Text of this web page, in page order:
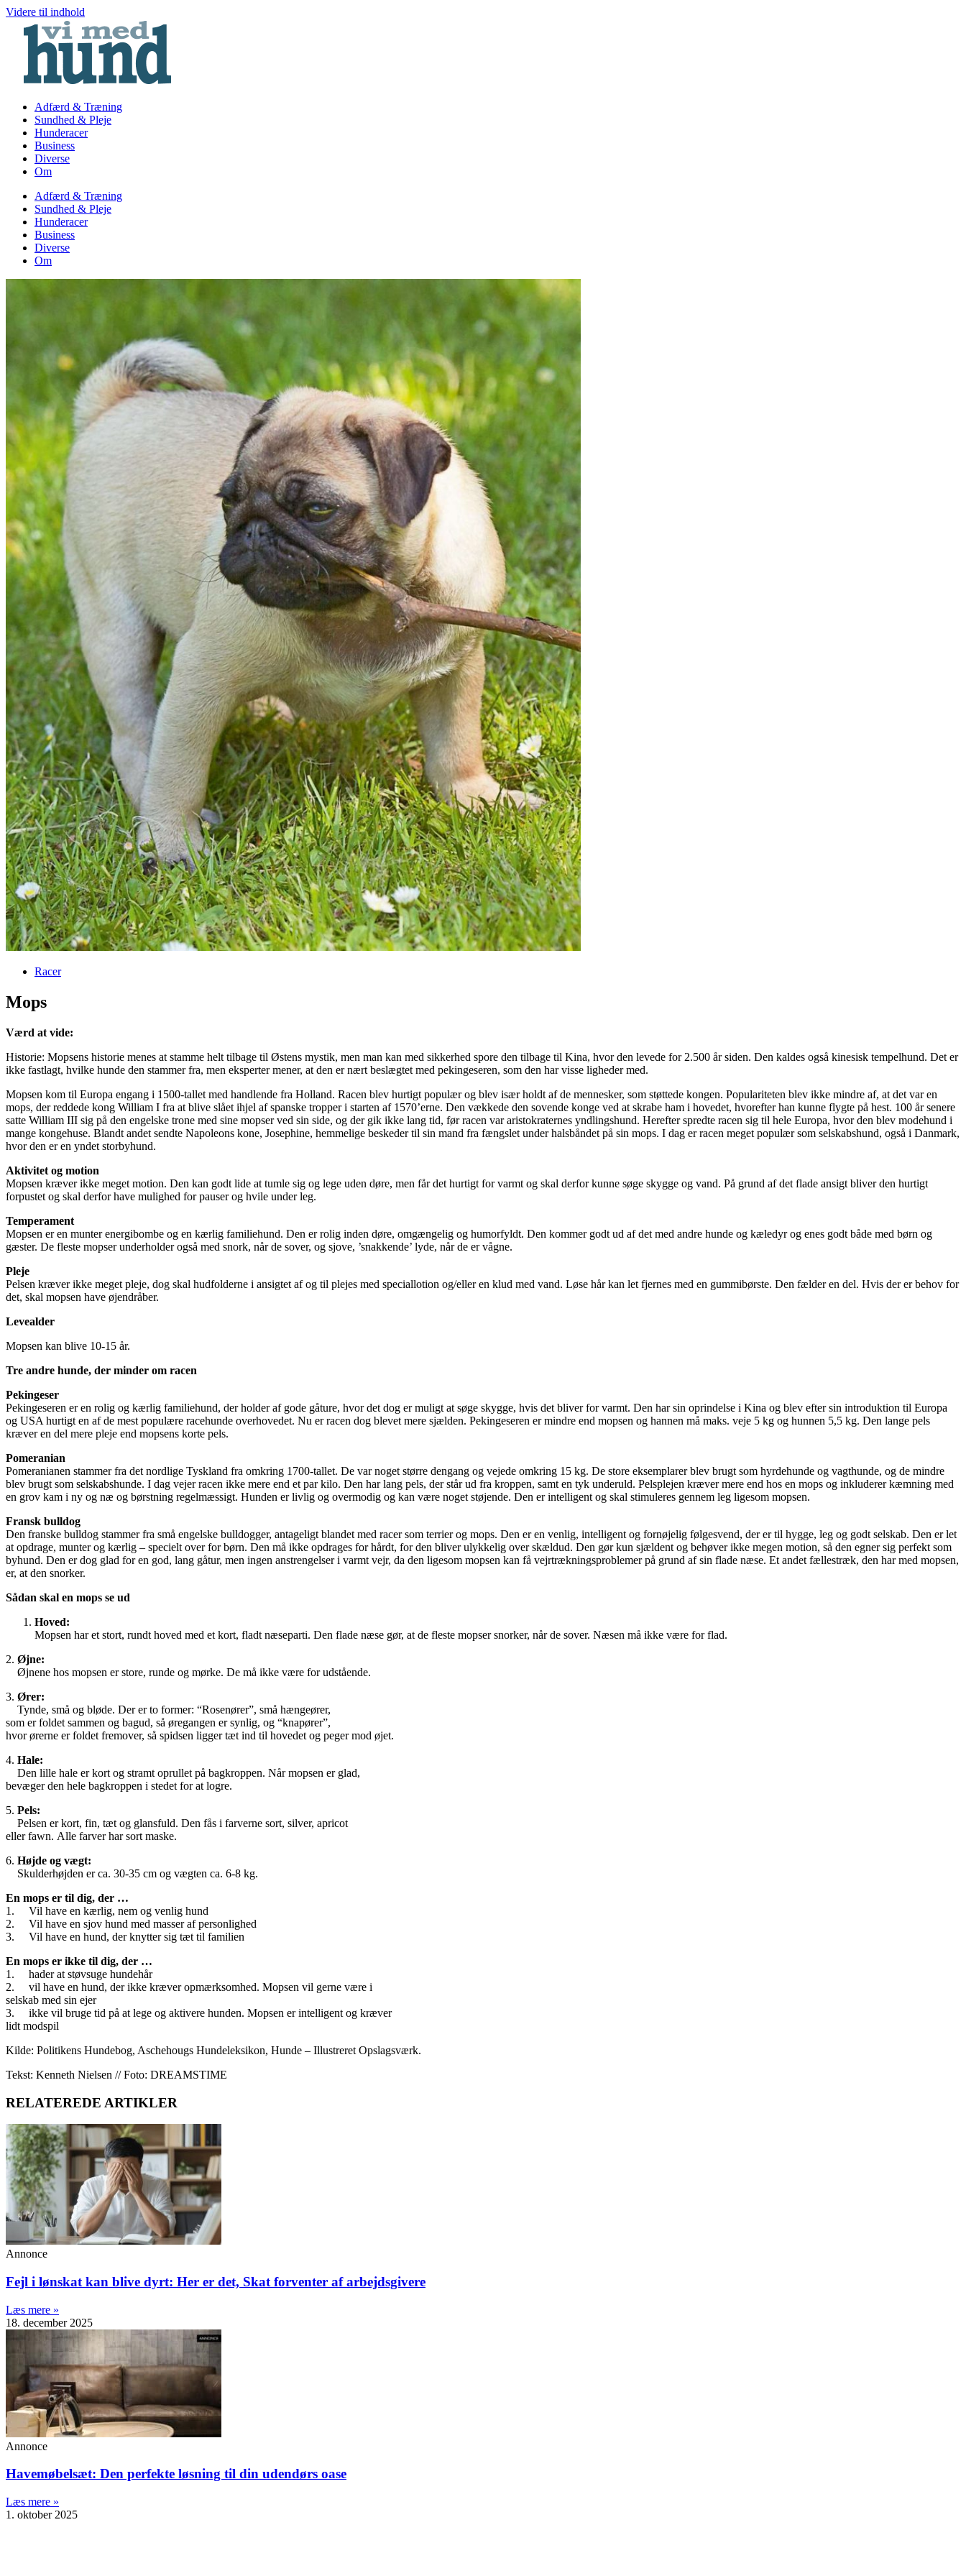
Videre til indhold
Adfærd & Træning
Sundhed & Pleje
Hunderacer
Business
Diverse
Om
Adfærd & Træning
Sundhed & Pleje
Hunderacer
Business
Diverse
Om
Racer
Mops
Værd at vide:
Historie: Mopsens historie menes at stamme helt tilbage til Østens mystik, men man kan med sikkerhed spore den tilbage til Kina, hvor den levede for 2.500 år siden. Den kaldes også kinesisk tempelhund. Det er
ikke fastlagt, hvilke hunde den stammer fra, men eksperter mener, at den er nært beslægtet med pekingeseren, som den har visse ligheder med.
Mopsen kom til Europa engang i 1500-tallet med handlende fra Holland. Racen blev hurtigt populær og blev især holdt af de mennesker, som støttede kongen. Populariteten blev ikke mindre af, at det var en
mops, der reddede kong William I fra at blive slået ihjel af spanske tropper i starten af 1570’erne. Den vækkede den sovende konge ved at skrabe ham i hovedet, hvorefter han kunne flygte på hest. 100 år senere
satte William III sig på den engelske trone med sine mopser ved sin side, og der gik ikke lang tid, før racen var aristokraternes yndlingshund. Herefter spredte racen sig til hele Europa, hvor den blev modehund i
mange kongehuse. Blandt andet sendte Napoleons kone, Josephine, hemmelige beskeder til sin mand fra fængslet under halsbåndet på sin mops. I dag er racen meget populær som selskabshund, også i Danmark,
hvor den er en yndet storbyhund.
Aktivitet og motion
Mopsen kræver ikke meget motion. Den kan godt lide at tumle sig og lege uden døre, men får det hurtigt for varmt og skal derfor kunne søge skygge og vand. På grund af det flade ansigt bliver den hurtigt
forpustet og skal derfor have mulighed for pauser og hvile under leg.
Temperament
Mopsen er en munter energibombe og en kærlig familiehund. Den er rolig inden døre, omgængelig og humorfyldt. Den kommer godt ud af det med andre hunde og kæledyr og enes godt både med børn og
gæster. De fleste mopser underholder også med snork, når de sover, og sjove, ’snakkende’ lyde, når de er vågne.
Pleje
Pelsen kræver ikke meget pleje, dog skal hudfolderne i ansigtet af og til plejes med speciallotion og/eller en klud med vand. Løse hår kan let fjernes med en gummibørste. Den fælder en del. Hvis der er behov for
det, skal mopsen have øjendråber.
Levealder
Mopsen kan blive 10-15 år.
Tre andre hunde, der minder om racen
Pekingeser
Pekingeseren er en rolig og kærlig familiehund, der holder af gode gåture, hvor det dog er muligt at søge skygge, hvis det bliver for varmt. Den har sin oprindelse i Kina og blev efter sin introduktion til Europa
og USA hurtigt en af de mest populære racehunde overhovedet. Nu er racen dog blevet mere sjælden. Pekingeseren er mindre end mopsen og hannen må maks. veje 5 kg og hunnen 5,5 kg. Den lange pels
kræver en del mere pleje end mopsens korte pels.
Pomeranian
Pomeranianen stammer fra det nordlige Tyskland fra omkring 1700-tallet. De var noget større dengang og vejede omkring 15 kg. De store eksemplarer blev brugt som hyrdehunde og vagthunde, og de mindre
blev brugt som selskabshunde. I dag vejer racen ikke mere end et par kilo. Den har lang pels, der står ud fra kroppen, samt en tyk underuld. Pelsplejen kræver mere end hos en mops og inkluderer kæmning med
en grov kam i ny og næ og børstning regelmæssigt. Hunden er livlig og overmodig og kan være noget støjende. Den er intelligent og skal stimuleres gennem leg ligesom mopsen.
Fransk bulldog
Den franske bulldog stammer fra små engelske bulldogger, antageligt blandet med racer som terrier og mops. Den er en venlig, intelligent og fornøjelig følgesvend, der er til hygge, leg og godt selskab. Den er let
at opdrage, munter og kærlig – specielt over for børn. Den må ikke opdrages for hårdt, for den bliver ulykkelig over skældud. Den gør kun sjældent og behøver ikke megen motion, så den egner sig perfekt som
byhund. Den er dog glad for en god, lang gåtur, men ingen anstrengelser i varmt vejr, da den ligesom mopsen kan få vejrtrækningsproblemer på grund af sin flade næse. Et andet fællestræk, den har med mopsen,
er, at den snorker.
Sådan skal en mops se ud
Hoved:
Mopsen har et stort, rundt hoved med et kort, fladt næseparti. Den flade næse gør, at de fleste mopser snorker, når de sover. Næsen må ikke være for flad.
2. Øjne:
Øjnene hos mopsen er store, runde og mørke. De må ikke være for udstående.
3. Ører:
Tynde, små og bløde. Der er to former: “Rosenører”, små hængeører,
som er foldet sammen og bagud, så øregangen er synlig, og “knapører”,
hvor ørerne er foldet fremover, så spidsen ligger tæt ind til hovedet og peger mod øjet.
4. Hale:
Den lille hale er kort og stramt oprullet på bagkroppen. Når mopsen er glad,
bevæger den hele bagkroppen i stedet for at logre.
5. Pels:
Pelsen er kort, fin, tæt og glansfuld. Den fås i farverne sort, silver, apricot
eller fawn. Alle farver har sort maske.
6. Højde og vægt:
Skulderhøjden er ca. 30-35 cm og vægten ca. 6-8 kg.
En mops er til dig, der …
1. Vil have en kærlig, nem og venlig hund
2. Vil have en sjov hund med masser af personlighed
3. Vil have en hund, der knytter sig tæt til familien
En mops er ikke til dig, der …
1. hader at støvsuge hundehår
2. vil have en hund, der ikke kræver opmærksomhed. Mopsen vil gerne være i
selskab med sin ejer
3. ikke vil bruge tid på at lege og aktivere hunden. Mopsen er intelligent og kræver
lidt modspil
Kilde: Politikens Hundebog, Aschehougs Hundeleksikon, Hunde – Illustreret Opslagsværk.
Tekst: Kenneth Nielsen // Foto: DREAMSTIME
RELATEREDE ARTIKLER
Annonce
Fejl i lønskat kan blive dyrt: Her er det, Skat forventer af arbejdsgivere
Læs mere »
18. december 2025
Annonce
Havemøbelsæt: Den perfekte løsning til din udendørs oase
Læs mere »
1. oktober 2025